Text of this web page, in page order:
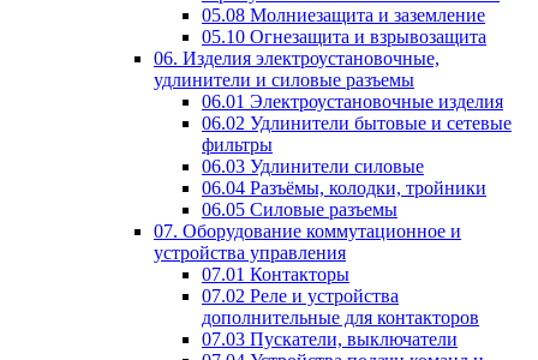
05.08 Молниезащита и заземление
05.10 Огнезащита и взрывозащита
06. Изделия электроустановочные,
удлинители и силовые разъемы
06.01 Электроустановочные изделия
06.02 Удлинители бытовые и сетевые
фильтры
06.03 Удлинители силовые
06.04 Разъёмы, колодки, тройники
06.05 Силовые разъемы
07. Оборудование коммутационное и
устройства управления
07.01 Контакторы
07.02 Реле и устройства
дополнительные для контакторов
07.03 Пускатели, выключатели